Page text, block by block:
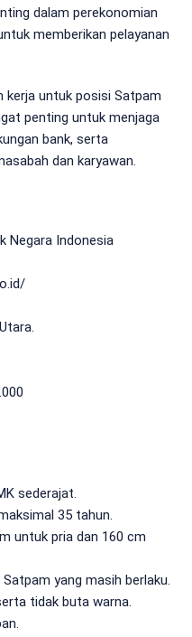
dalam perekonomian
memberikan pelayanan
kerja untuk posisi Satpam
penting untuk menjaga
bank, serta
dan karyawan.
Negara Indonesia
sederajat.
35 tahun.
untuk pria dan 160 cm
yang masih berlaku.
tidak buta warna.